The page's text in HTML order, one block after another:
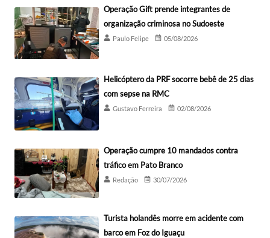
Operação Gift prende integrantes de
organização criminosa no Sudoeste
Paulo Felipe 05/08/2026
Helicóptero da PRF socorre bebê de 25 dias
com sepse na RMC
Gustavo Ferreira 02/08/2026
Operação cumpre 10 mandados contra
tráfico em Pato Branco
Redação 30/07/2026
Turista holandês morre em acidente com
barco em Foz do Iguaçu